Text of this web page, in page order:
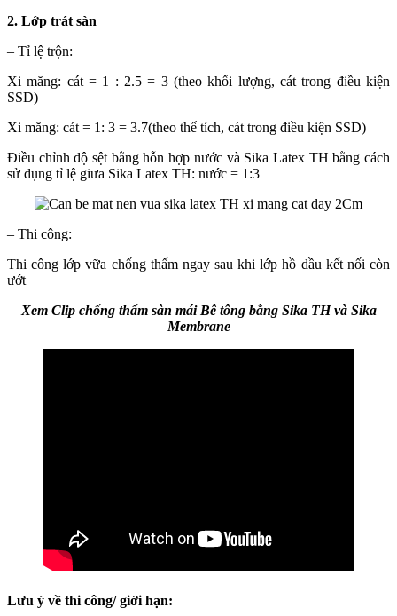
2. Lớp trát sàn
– Tỉ lệ trộn:
Xi măng: cát = 1 : 2.5 = 3 (theo khối lượng, cát trong điều kiện
SSD)
Xi măng: cát = 1: 3 = 3.7(theo thể tích, cát trong điều kiện SSD)
Điều chỉnh độ sệt bằng hỗn hợp nước và Sika Latex TH bằng cách
sử dụng tỉ lệ giưa Sika Latex TH: nước = 1:3
– Thi công:
Thi công lớp vữa chống thấm ngay sau khi lớp hồ dầu kết nối còn
ướt
Xem Clip chống thấm sàn mái Bê tông bằng Sika TH và Sika
Membrane
Lưu ý về thi công/ giới hạn: